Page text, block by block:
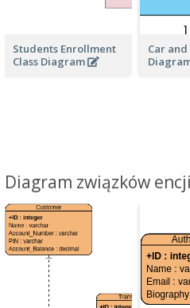
Students Enrollment
Class Diagram
Car
Diagram związków encji